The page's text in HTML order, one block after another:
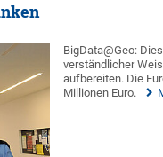
BigData@Geo:
verständlicher
aufbereiten. Die
Millionen Euro.